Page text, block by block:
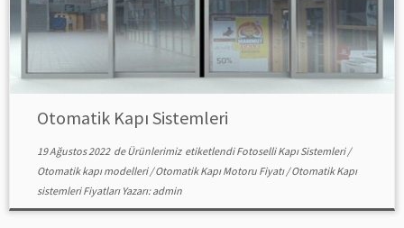
Otomatik Kapı Sistemleri
19 Ağustos 2022deÜrünlerimiz etiketlendiFotoselli Kapı Sistemleri/
Otomatik kapı modelleri/Otomatik Kapı Motoru Fiyatı/Otomatik Kapı
sistemleri Fiyatları Yazarı:admin